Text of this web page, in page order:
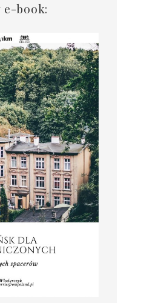
e-book: